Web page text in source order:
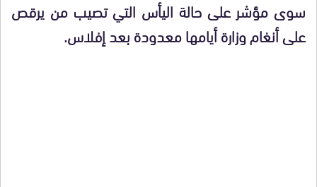
سوى مؤشر على حالة اليأس التي تصيب من يرقص
على أنغام وزارة أيامها معدودة بعد إفلاس.